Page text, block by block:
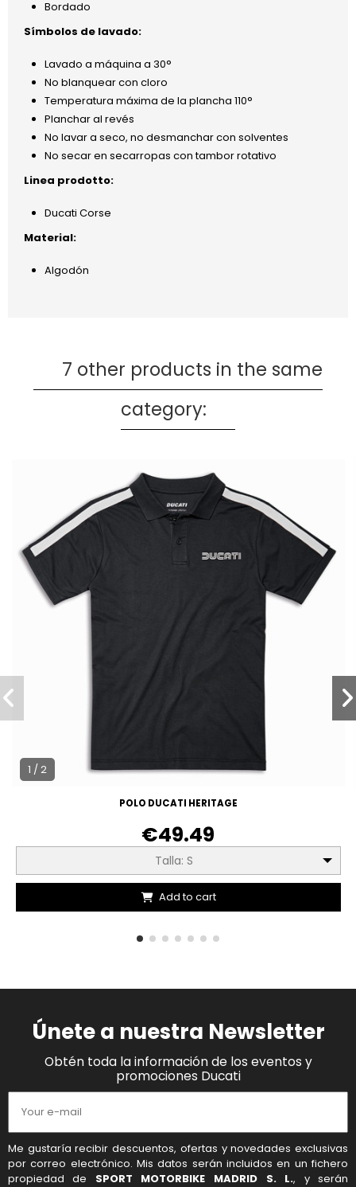
Bordado
Símbolos de lavado:
Lavado a máquina a 30°
No blanquear con cloro
Temperatura máxima de la plancha 110°
Planchar al revés
No lavar a seco, no desmanchar con solventes
No secar en secarropas con tambor rotativo
Linea prodotto:
Ducati Corse
Material:
Algodón
7 other products in the same
category:
1 / 2
POLO DUCATI HERITAGE
€49.49
Talla: S
Add to cart
Únete a nuestra Newsletter
Obtén toda la información de los eventos y
promociones Ducati
Me gustaría recibir descuentos, ofertas y novedades exclusivas
por correo electrónico. Mis datos serán incluidos en un fichero
propiedad de SPORT MOTORBIKE MADRID S. L., y serán